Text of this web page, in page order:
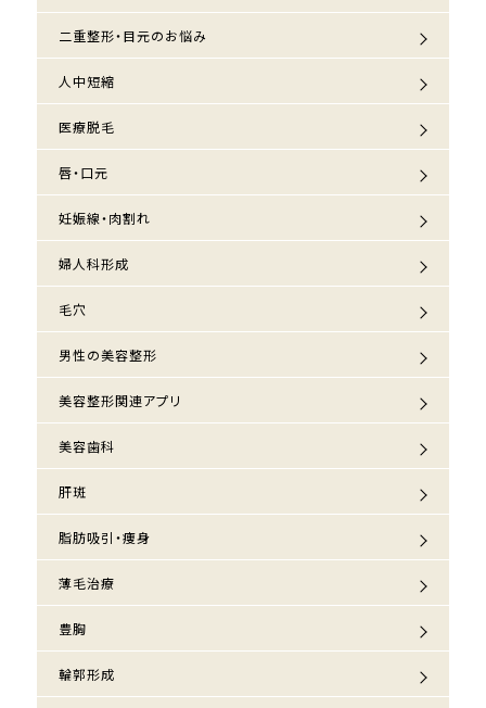
二重整形・目元のお悩み
人中短縮
医療脱毛
唇・口元
妊娠線・肉割れ
婦人科形成
毛穴
男性の美容整形
美容整形関連アプリ
美容歯科
肝斑
脂肪吸引・痩身
薄毛治療
豊胸
輪郭形成